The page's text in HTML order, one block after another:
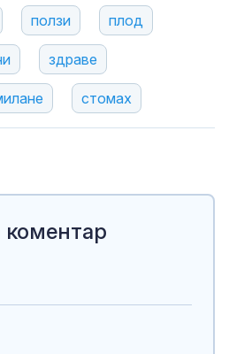
ползи плод
здраве
стомах
коментар